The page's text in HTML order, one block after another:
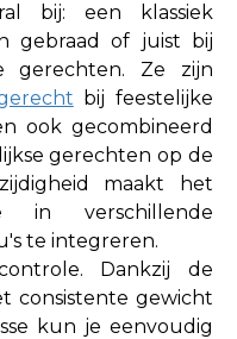
bij: een klassiek
gebraad of juist bij
gerechten. Ze zijn
bij feestelijke
ook gecombineerd
gerechten op de
maakt het
in verschillende
te integreren.
Dankzij de
consistente gewicht
kun je eenvoudig